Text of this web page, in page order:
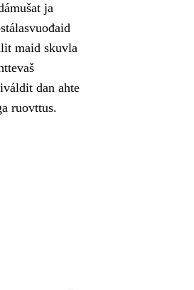
ja
maid skuvla
dan ahte
ruovttus.